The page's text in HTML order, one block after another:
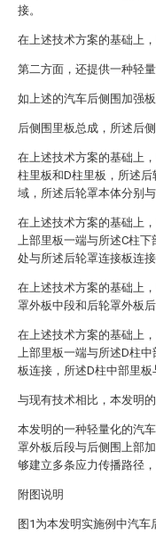
接。
在上述技术方案的基础上
第二方面，还提供一种轻
如上述的汽车后侧围加强板
后侧围里板总成，所述后
在上述技术方案的基础上
柱里板和D柱里板，所述
域，所述后轮罩本体分别
在上述技术方案的基础上
上部里板一端与所述C柱
处与所述后轮罩连接板连
在上述技术方案的基础上
罩外板中段和后轮罩外板
在上述技术方案的基础上
上部里板一端与所述D柱
板连接，所述D柱中部里板
与现有技术相比，本发明
本发明的一种轻量化的汽
罩外板后段与后侧围上部
够建立多条应力传播路径
附图说明
图1为本发明实施例中汽车